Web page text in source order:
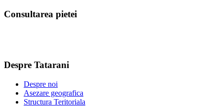
Consultarea pietei
Despre Tatarani
Despre noi
Asezare geografica
Structura Teritoriala